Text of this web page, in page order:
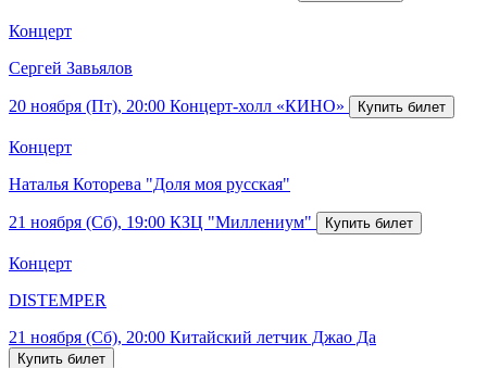
Концерт
Сергей Завьялов
20 ноября (Пт), 20:00 Концерт-холл «КИНО»
Концерт
Наталья Которева "Доля моя русская"
21 ноября (Сб), 19:00 КЗЦ "Миллениум"
Концерт
DISTEMPER
21 ноября (Сб), 20:00 Китайский летчик Джао Да